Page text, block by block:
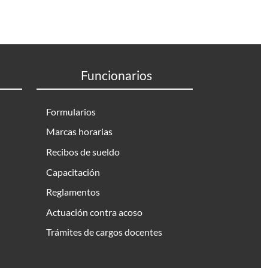
Funcionarios
Formularios
Marcas horarias
Recibos de sueldo
Capacitación
Reglamentos
Actuación contra acoso
Trámites de cargos docentes